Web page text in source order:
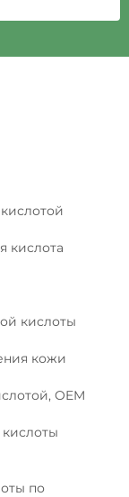
кислота
кислоты
кожи
OEM
по